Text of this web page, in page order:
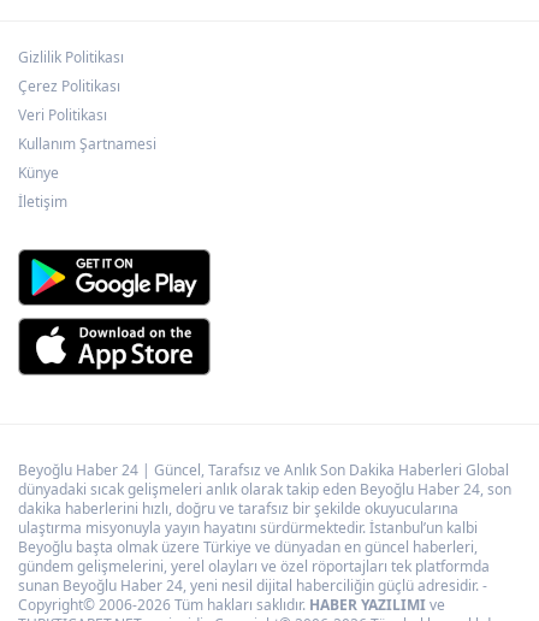
Gizlilik Politikası
Çerez Politikası
Veri Politikası
Kullanım Şartnamesi
Künye
İletişim
Beyoğlu Haber 24 | Güncel, Tarafsız ve Anlık Son Dakika Haberleri Global
dünyadaki sıcak gelişmeleri anlık olarak takip eden Beyoğlu Haber 24, son
dakika haberlerini hızlı, doğru ve tarafsız bir şekilde okuyucularına
ulaştırma misyonuyla yayın hayatını sürdürmektedir. İstanbul’un kalbi
Beyoğlu başta olmak üzere Türkiye ve dünyadan en güncel haberleri,
gündem gelişmelerini, yerel olayları ve özel röportajları tek platformda
sunan Beyoğlu Haber 24, yeni nesil dijital haberciliğin güçlü adresidir. -
Copyright© 2006-2026 Tüm hakları saklıdır. HABER YAZILIMIve